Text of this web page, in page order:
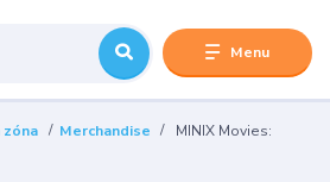
Menu
zóna Merchandise
MINIX Movies: